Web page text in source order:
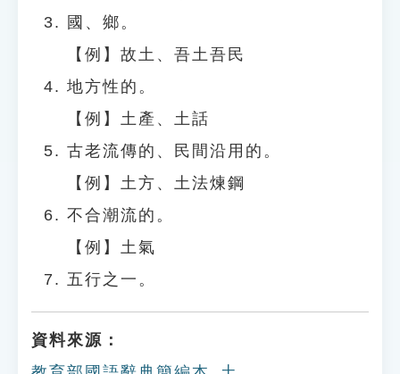
國、鄉。
【例】故土、吾土吾民
地方性的。
【例】土產、土話
古老流傳的、民間沿用的。
【例】土方、土法煉鋼
不合潮流的。
【例】土氣
五行之一。
資料來源：